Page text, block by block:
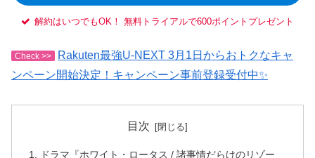
解約はいつでもOK！ 無料トライアルで600ポイントプレゼント
Check >>
Rakuten最強U-NEXT 3月1日からおトクなキャ
ンペーン開始決定！キャンペーン事前登録受付中✨
目次
ドラマ『ホワイト・ロータス / 諸事情だらけのリゾー